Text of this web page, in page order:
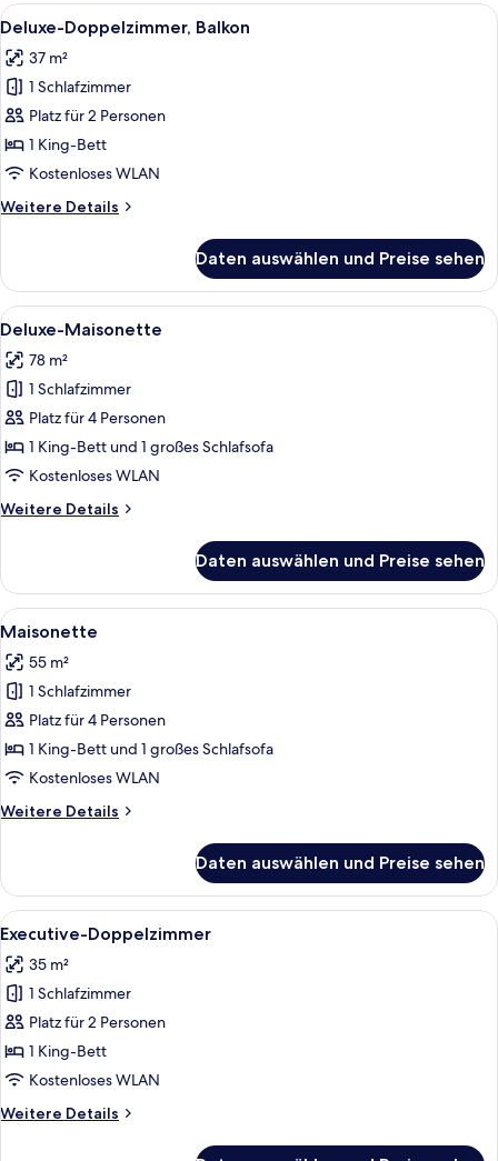
Alle
Fotos
für
Deluxe-
Doppelzimmer,
Balkon
anzeigen
Ein modernes Hotelzimmer mit
10
Deluxe-Doppelzimmer, Balkon
37 m²
1 Schlafzimmer
Platz für 2 Personen
1 King-Bett
Kostenloses WLAN
Weitere Details
Weitere
Doppelzimmer,
Balkon
Daten auswählen und Preise sehen
Alle
Fotos
für
Deluxe-
Maisonette
anzeigen
Ein modernes Schlafzimmer mit
12
Deluxe-Maisonette
78 m²
1 Schlafzimmer
Platz für 4 Personen
1 King-Bett und 1 großes Schlafsofa
Kostenloses WLAN
Weitere Details
Weitere
Maisonette
Daten auswählen und Preise sehen
Alle
Fotos
für
Maisonette
anzeigen
Ein Esstisch mit einer Schüssel
10
Maisonette
55 m²
1 Schlafzimmer
Platz für 4 Personen
1 King-Bett und 1 großes Schlafsofa
Kostenloses WLAN
Weitere Details
Weitere
Daten auswählen und Preise sehen
Alle
Fotos
für
Executive-
Doppelzimmer
anzeigen
Ein modernes Badezimmer mit
6
Executive-Doppelzimmer
35 m²
1 Schlafzimmer
Platz für 2 Personen
1 King-Bett
Kostenloses WLAN
Weitere Details
Weitere